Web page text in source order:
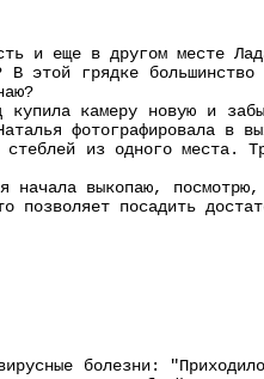
и еще в другом месте
этой грядке
камеру новую и
фотографировала в
из одного места.
выкопаю, посмотрю,
позволяет посадить
болезни: